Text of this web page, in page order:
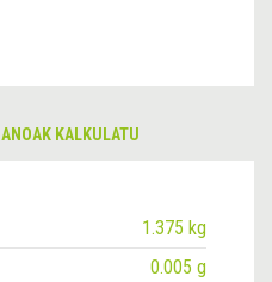
ANOAK KALKULATU
1.375 kg
0.005 g